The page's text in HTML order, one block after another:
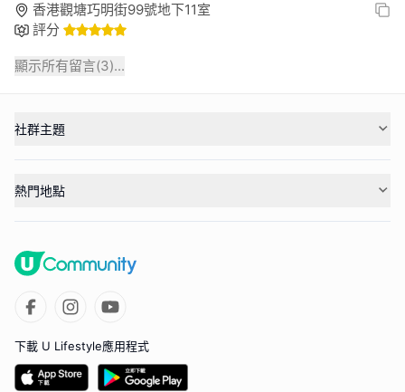
香港觀塘巧明街99號地下11室
評分
顯示所有留言(3)...
社群主題
熱門地點
下載 U Lifestyle應用程式